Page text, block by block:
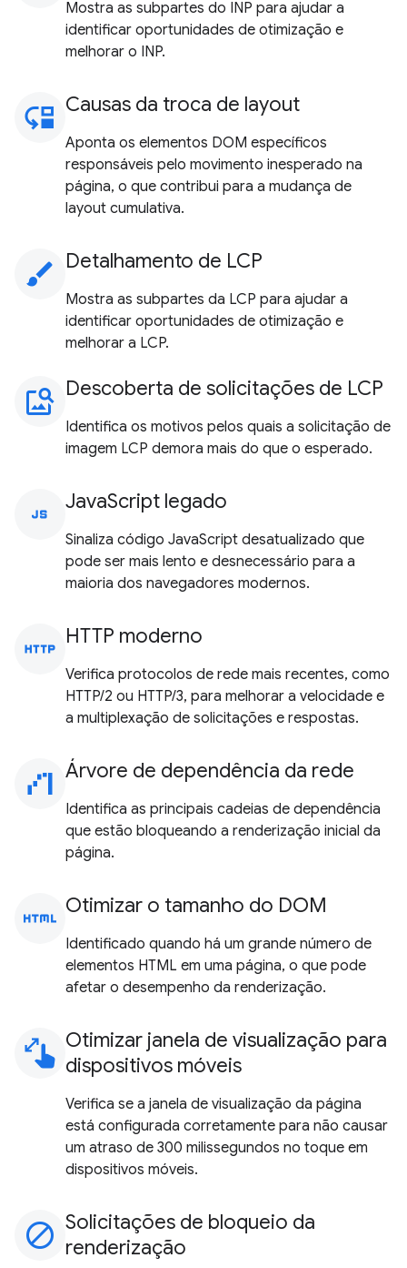
Mostra as subpartes do INP para ajudar a
identificar oportunidades de otimização e
melhorar o INP.
move_down Causas da troca de layout
Aponta os elementos DOM específicos
responsáveis pelo movimento inesperado na
página, o que contribui para a mudança de
layout cumulativa.
brush Detalhamento de LCP
Mostra as subpartes da LCP para ajudar a
identificar oportunidades de otimização e
melhorar a LCP.
image_search Descoberta de solicitações de LCP
Identifica os motivos pelos quais a solicitação de
imagem LCP demora mais do que o esperado.
javascript JavaScript legado
Sinaliza código JavaScript desatualizado que
pode ser mais lento e desnecessário para a
maioria dos navegadores modernos.
http HTTP moderno
Verifica protocolos de rede mais recentes, como
HTTP/2 ou HTTP/3, para melhorar a velocidade e
a multiplexação de solicitações e respostas.
waterfall_chart Árvore de dependência da rede
Identifica as principais cadeias de dependência
que estão bloqueando a renderização inicial da
página.
html Otimizar o tamanho do DOM
Identificado quando há um grande número de
elementos HTML em uma página, o que pode
afetar o desempenho da renderização.
pinch Otimizar janela de visualização para
dispositivos móveis
Verifica se a janela de visualização da página
está configurada corretamente para não causar
um atraso de 300 milissegundos no toque em
dispositivos móveis.
block Solicitações de bloqueio da
renderização